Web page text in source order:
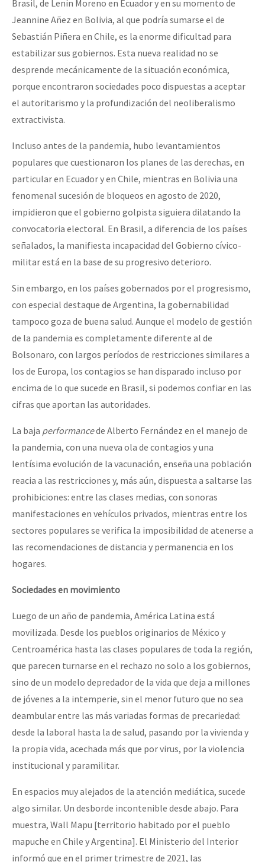
Brasil, de Lenín Moreno en Ecuador y en su momento de
Jeannine Añez en Bolivia, al que podría sumarse el de
Sebastián Piñera en Chile, es la enorme dificultad para
estabilizar sus gobiernos. Esta nueva realidad no se
desprende mecánicamente de la situación económica,
porque encontraron sociedades poco dispuestas a aceptar
el autoritarismo y la profundización del neoliberalismo
extractivista.
Incluso antes de la pandemia, hubo levantamientos
populares que cuestionaron los planes de las derechas, en
particular en Ecuador y en Chile, mientras en Bolivia una
fenomenal sucesión de bloqueos en agosto de 2020,
impidieron que el gobierno golpista siguiera dilatando la
convocatoria electoral. En Brasil, a diferencia de los países
señalados, la manifiesta incapacidad del Gobierno cívico-
militar está en la base de su progresivo deterioro.
Sin embargo, en los países gobernados por el progresismo,
con especial destaque de Argentina, la gobernabilidad
tampoco goza de buena salud. Aunque el modelo de gestión
de la pandemia es completamente diferente al de
Bolsonaro, con largos períodos de restricciones similares a
los de Europa, los contagios se han disparado incluso por
encima de lo que sucede en Brasil, si podemos confiar en las
cifras que aportan las autoridades.
La baja performancede Alberto Fernández en el manejo de
la pandemia, con una nueva ola de contagios y una
lentísima evolución de la vacunación, enseña una población
reacia a las restricciones y, más aún, dispuesta a saltarse las
prohibiciones: entre las clases medias, con sonoras
manifestaciones en vehículos privados, mientras entre los
sectores populares se verifica la imposibilidad de atenerse a
las recomendaciones de distancia y permanencia en los
hogares.
Sociedades en movimiento
Luego de un año de pandemia, América Latina está
movilizada. Desde los pueblos originarios de México y
Centroamérica hasta las clases populares de toda la región,
que parecen turnarse en el rechazo no solo a los gobiernos,
sino de un modelo depredador de la vida que deja a millones
de jóvenes a la intemperie, sin el menor futuro que no sea
deambular entre las más variadas formas de precariedad:
desde la laboral hasta la de salud, pasando por la vivienda y
la propia vida, acechada más que por virus, por la violencia
institucional y paramilitar.
En espacios muy alejados de la atención mediática, sucede
algo similar. Un desborde incontenible desde abajo. Para
muestra, Wall Mapu [territorio habitado por el pueblo
mapuche en Chile y Argentina]. El Ministerio del Interior
informó que en el primer trimestre de 2021, las